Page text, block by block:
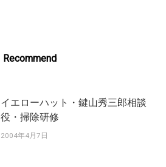
Recommend
イエローハット・鍵山秀三郎相談
役・掃除研修
2004年4月7日